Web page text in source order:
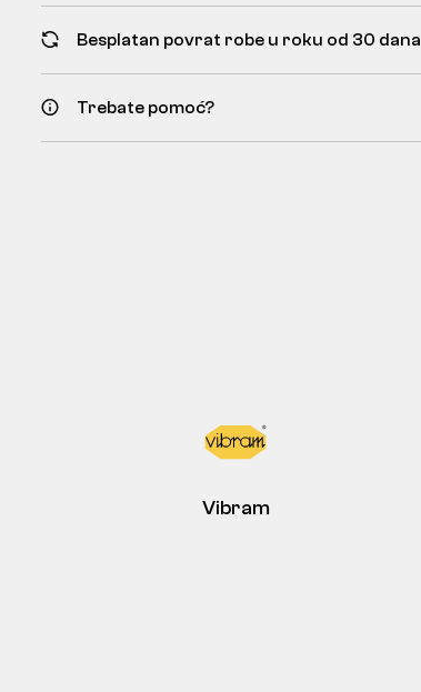
Besplatan povrat robe u roku od 30 dana
Trebate pomoć?
Vibram